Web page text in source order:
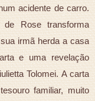
acidente de carro.
Rose transforma
irmã herda a casa
e uma revelação
Tolomei. A carta
familiar, muito